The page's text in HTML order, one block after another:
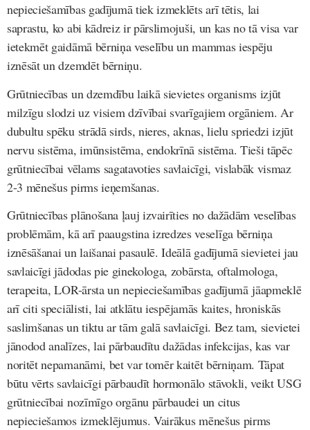
nepieciešamības gadījumā tiek izmeklēts arī tētis, lai
saprastu, ko abi kādreiz ir pārslimojuši, un kas no tā visa var
ietekmēt gaidāmā bērniņa veselību un mammas iespēju
iznēsāt un dzemdēt bērniņu.
Grūtniecības un dzemdību laikā sievietes organisms izjūt
milzīgu slodzi uz visiem dzīvībai svarīgajiem orgāniem. Ar
dubultu spēku strādā sirds, nieres, aknas, lielu spriedzi izjūt
nervu sistēma, imūnsistēma, endokrīnā sistēma. Tieši tāpēc
grūtniecībai vēlams sagatavoties savlaicīgi, vislabāk vismaz
2-3 mēnešus pirms ieņemšanas.
Grūtniecības plānošana ļauj izvairīties no dažādām veselības
problēmām, kā arī paaugstina izredzes veselīga bērniņa
iznēsāšanai un laišanai pasaulē. Ideālā gadījumā sievietei jau
savlaicīgi jādodas pie ginekologa, zobārsta, oftalmologa,
terapeita, LOR-ārsta un nepieciešamības gadījumā jāapmeklē
arī citi speciālisti, lai atklātu iespējamās kaites, hroniskās
saslimšanas un tiktu ar tām galā savlaicīgi. Bez tam, sievietei
jānodod analīzes, lai pārbaudītu dažādas infekcijas, kas var
noritēt nepamanāmi, bet var tomēr kaitēt bērniņam. Tāpat
būtu vērts savlaicīgi pārbaudīt hormonālo stāvokli, veikt USG
grūtniecībai nozīmīgo orgānu pārbaudei un citus
nepieciešamos izmeklējumus. Vairākus mēnešus pirms